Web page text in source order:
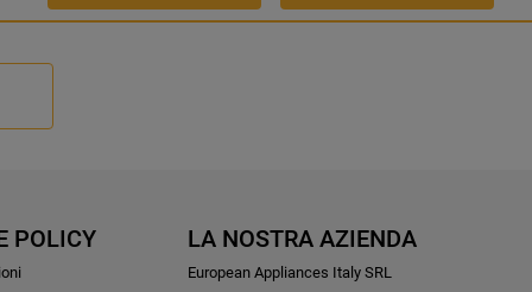
POLICY LA NOSTRA AZIENDA
European Appliances Italy SRL